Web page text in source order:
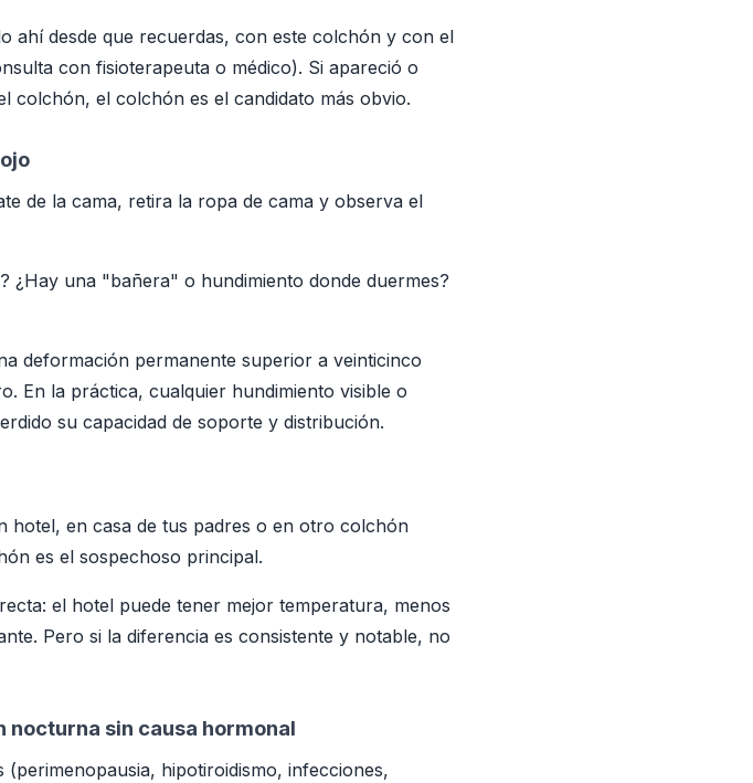
ahí desde que recuerdas, con este colchón y con el
con fisioterapeuta o médico). Si apareció o
colchón, el colchón es el candidato más obvio.
de la cama, retira la ropa de cama y observa el
¿Hay una "bañera" o hundimiento donde duermes?
deformación permanente superior a veinticinco
En la práctica, cualquier hundimiento visible o
su capacidad de soporte y distribución.
hotel, en casa de tus padres o en otro colchón
es el sospechoso principal.
el hotel puede tener mejor temperatura, menos
Pero si la diferencia es consistente y notable, no
nocturna sin causa hormonal
hipotiroidismo, infecciones,